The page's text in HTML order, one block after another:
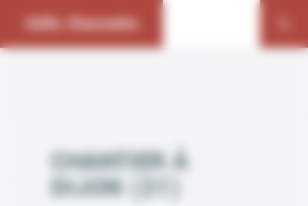
SARL Charmette
CHANTIER À
DIJON (21)
Bienvenue chez SARL Charmette Gestion du consentement